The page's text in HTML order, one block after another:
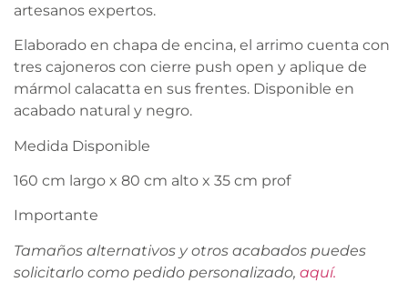
artesanos expertos.
Elaborado en chapa de encina, el arrimo cuenta con
tres cajoneros con cierre push open y aplique de
mármol calacatta en sus frentes. Disponible en
acabado natural y negro.
Medida Disponible
160 cm largo x 80 cm alto x 35 cm prof
Importante
Tamaños alternativos y otros acabados puedes
solicitarlo como pedido personalizado, aquí.